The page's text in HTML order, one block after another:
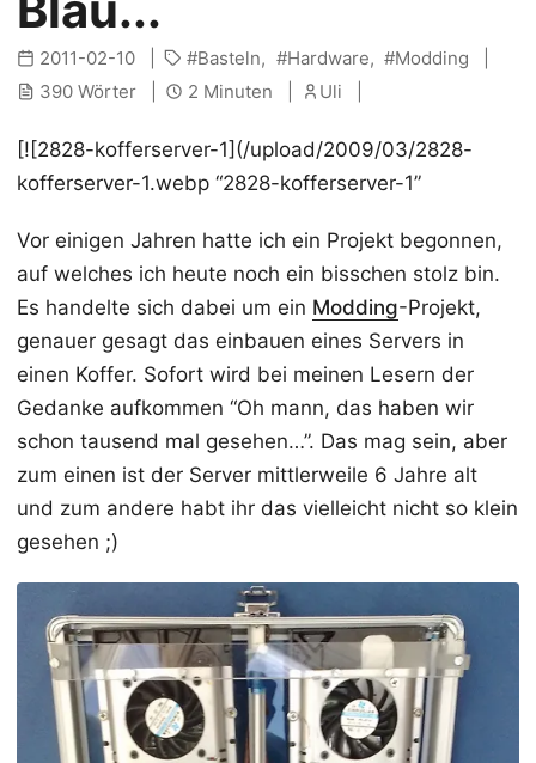
2011-02-10 Basteln Hardware
Modding
390 Wörter
2 Minuten Uli
[![2828-kofferserver-1](/upload/2009/03/2828-
kofferserver-1.webp “2828-kofferserver-1”
Vor einigen Jahren hatte ich ein Projekt begonnen,
auf welches ich heute noch ein bisschen stolz bin.
Es handelte sich dabei um ein Modding-Projekt,
genauer gesagt das einbauen eines Servers in
einen Koffer. Sofort wird bei meinen Lesern der
Gedanke aufkommen “Oh mann, das haben wir
schon tausend mal gesehen…”. Das mag sein, aber
zum einen ist der Server mittlerweile 6 Jahre alt
und zum andere habt ihr das vielleicht nicht so klein
gesehen ;)